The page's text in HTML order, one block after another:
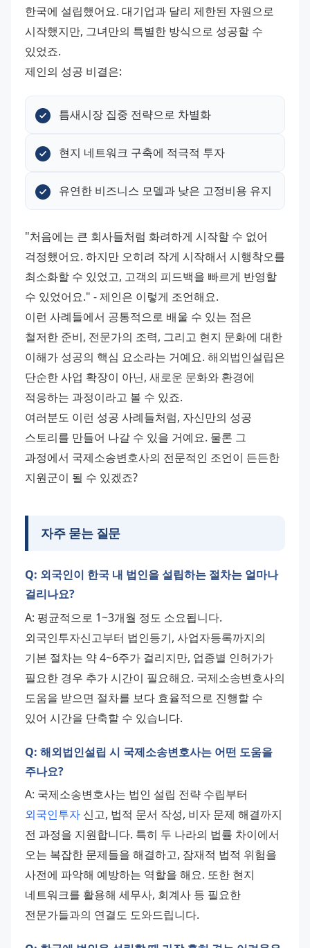
한국에 설립했어요. 대기업과 달리 제한된 자원으로
시작했지만, 그녀만의 특별한 방식으로 성공할 수
있었죠.
제인의 성공 비결은:
틈새시장 집중 전략으로 차별화
현지 네트워크 구축에 적극적 투자
유연한 비즈니스 모델과 낮은 고정비용 유지
"처음에는 큰 회사들처럼 화려하게 시작할 수 없어
걱정했어요. 하지만 오히려 작게 시작해서 시행착오를
최소화할 수 있었고, 고객의 피드백을 빠르게 반영할
수 있었어요." - 제인은 이렇게 조언해요.
이런 사례들에서 공통적으로 배울 수 있는 점은
철저한 준비, 전문가의 조력, 그리고 현지 문화에 대한
이해가 성공의 핵심 요소라는 거예요. 해외법인설립은
단순한 사업 확장이 아닌, 새로운 문화와 환경에
적응하는 과정이라고 볼 수 있죠.
여러분도 이런 성공 사례들처럼, 자신만의 성공
스토리를 만들어 나갈 수 있을 거예요. 물론 그
과정에서 국제소송변호사의 전문적인 조언이 든든한
지원군이 될 수 있겠죠?
자주 묻는 질문
Q: 외국인이 한국 내 법인을 설립하는 절차는 얼마나
걸리나요?
A: 평균적으로 1~3개월 정도 소요됩니다.
외국인투자신고부터 법인등기, 사업자등록까지의
기본 절차는 약 4~6주가 걸리지만, 업종별 인허가가
필요한 경우 추가 시간이 필요해요. 국제소송변호사의
도움을 받으면 절차를 보다 효율적으로 진행할 수
있어 시간을 단축할 수 있습니다.
Q: 해외법인설립 시 국제소송변호사는 어떤 도움을
주나요?
외국인투자 신고, 법적 문서 작성, 비자 문제 해결까지
전 과정을 지원합니다. 특히 두 나라의 법률 차이에서
오는 복잡한 문제들을 해결하고, 잠재적 법적 위험을
사전에 파악해 예방하는 역할을 해요. 또한 현지
네트워크를 활용해 세무사, 회계사 등 필요한
전문가들과의 연결도 도와드립니다.